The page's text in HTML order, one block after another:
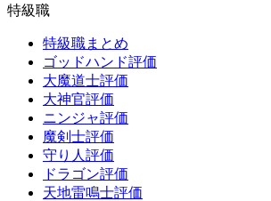
特級職
特級職まとめ
ゴッドハンド評価
大魔道士評価
大神官評価
ニンジャ評価
魔剣士評価
守り人評価
ドラゴン評価
天地雷鳴士評価